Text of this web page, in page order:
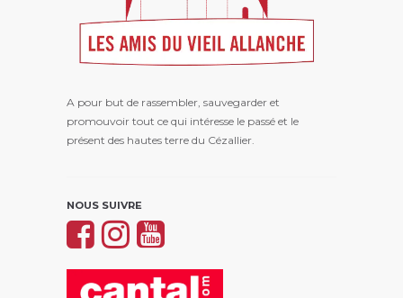
A pour but de rassembler, sauvegarder et
promouvoir tout ce qui intéresse le passé et le
présent des hautes terre du Cézallier.
NOUS SUIVRE